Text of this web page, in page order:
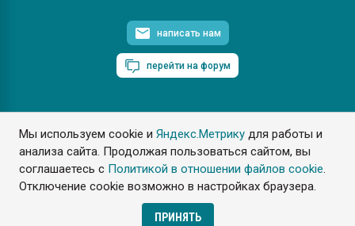
Мы используем cookie иЯндекс.Метрику для работы и
анализа сайта. Продолжая пользоваться сайтом, вы
соглашаетесь с Политикой в отношении файлов cookie.
Отключение cookie возможно в настройках браузера.
ПРИНЯТЬ
написать нам
перейти на форум
ПластЭксперт © 2006. Все права защищены
Разрешается копирование материалов сайта с обязательной
ссылкой на www.e-plastic.ru
Разработка сайта